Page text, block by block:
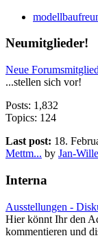
Neumitglieder!
Neue
...stellen sich vor!
Posts: 1,832
Topics: 124
Last post: 18.
Mettm... by Jan-
Interna
Ausstellungen -
Hier könnt Ihr den
kommentieren und